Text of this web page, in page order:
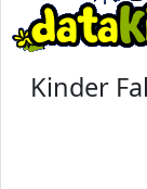
Kinder